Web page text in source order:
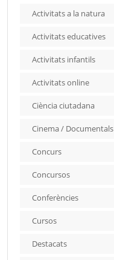
Activitats a la natura
Activitats educatives
Activitats infantils
Activitats online
Ciència ciutadana
Cinema / Documentals
Concurs
Concursos
Conferències
Cursos
Destacats